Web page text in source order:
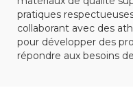
pratiques
collaborant avec des
pour développer des
répondre aux besoins